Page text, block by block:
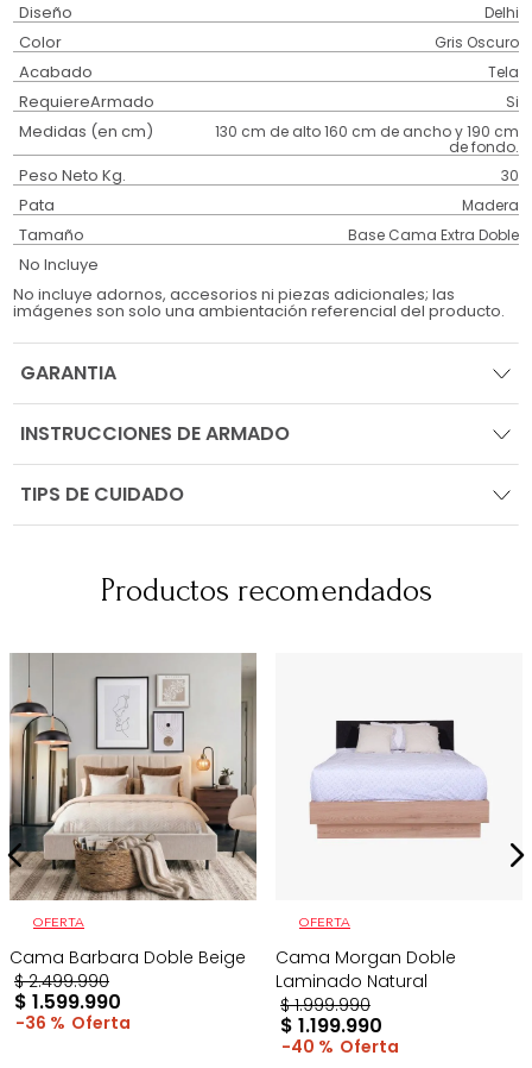
Diseño Delhi
Color Gris Oscuro
Acabado Tela
RequiereArmado Si
Medidas (en cm) 130 cm de alto 160 cm de ancho y 190 cm
de fondo.
Peso Neto Kg. 30
Pata Madera
Tamaño Base Cama Extra Doble
No Incluye
No incluye adornos, accesorios ni piezas adicionales; las
imágenes son solo una ambientación referencial del producto.
GARANTIA
INSTRUCCIONES DE ARMADO
TIPS DE CUIDADO
Productos recomendados
OFERTA
Cama Barbara Doble Beige
$ 2.499.990
$ 1.599.990
36 %
OFERTA
Cama Morgan Doble
Laminado Natural
$ 1.999.990
$ 1.199.990
40 %